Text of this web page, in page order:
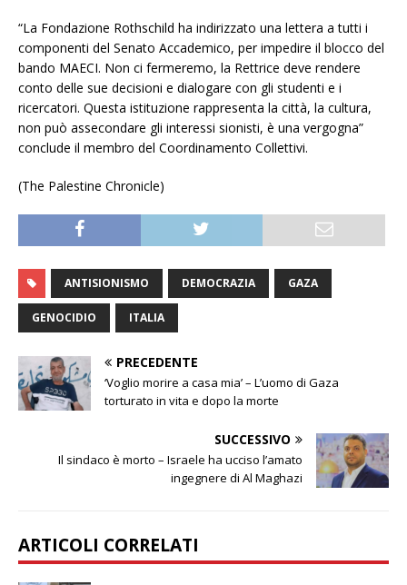
“La Fondazione Rothschild ha indirizzato una lettera a tutti i
componenti del Senato Accademico, per impedire il blocco del
bando MAECI. Non ci fermeremo, la Rettrice deve rendere
conto delle sue decisioni e dialogare con gli studenti e i
ricercatori. Questa istituzione rappresenta la città, la cultura,
non può assecondare gli interessi sionisti, è una vergogna”
conclude il membro del Coordinamento Collettivi.
(The Palestine Chronicle)
ANTISIONISMO DEMOCRAZIA GAZA
GENOCIDIO ITALIA
PRECEDENTE
‘Voglio morire a casa mia’ – L’uomo di Gaza
torturato in vita e dopo la morte
SUCCESSIVO
Il sindaco è morto – Israele ha ucciso l’amato
ingegnere di Al Maghazi
ARTICOLI CORRELATI